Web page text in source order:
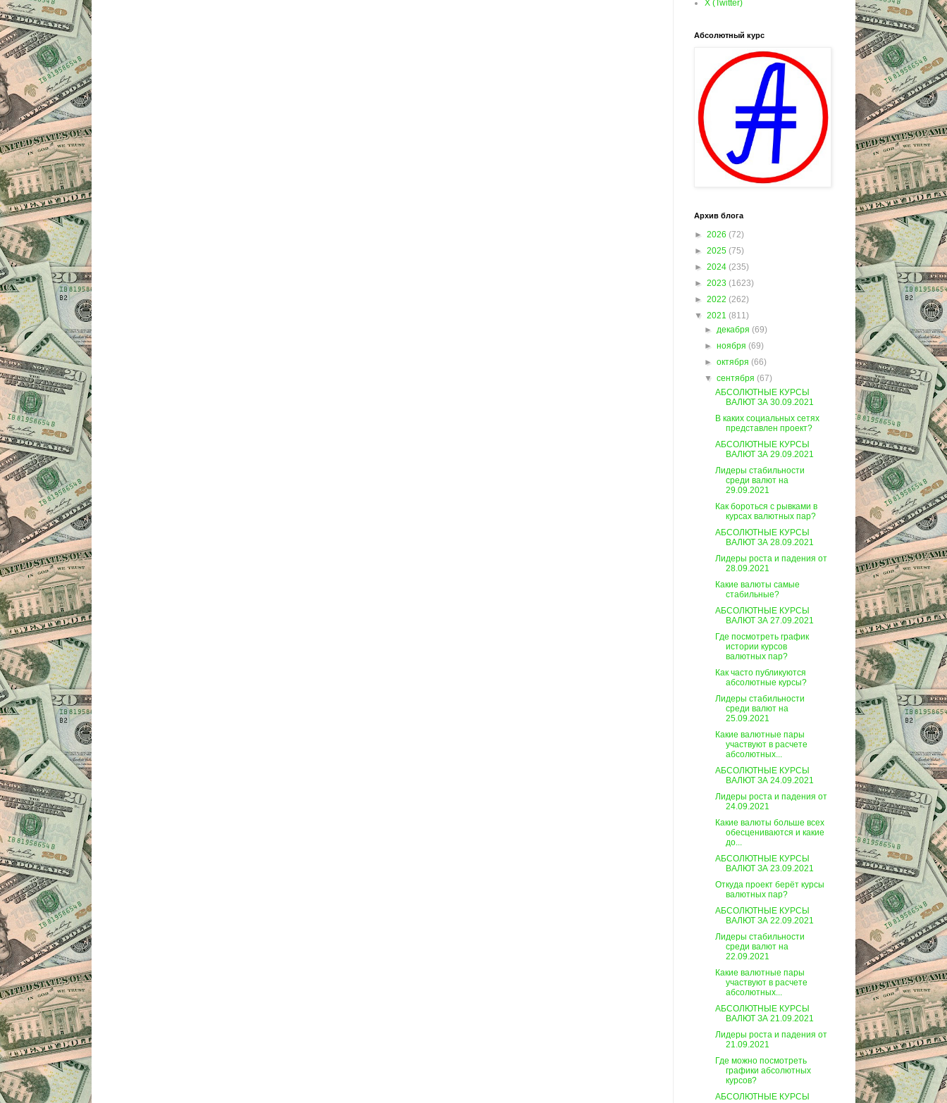
X (Twitter)
Абсолютный курс
Архив блога
► 2026 (72)
► 2025 (75)
► 2024 (235)
► 2023 (1623)
► 2022 (262)
▼ 2021 (811)
►декабря(69)
►ноября(69)
►октября(66)
▼сентября(67)
АБСОЛЮТНЫЕ КУРСЫ
ВАЛЮТ ЗА 30.09.2021
В каких социальных сетях
представлен проект?
АБСОЛЮТНЫЕ КУРСЫ
ВАЛЮТ ЗА 29.09.2021
Лидеры стабильности
среди валют на
29.09.2021
Как бороться с рывками в
курсах валютных пар?
АБСОЛЮТНЫЕ КУРСЫ
ВАЛЮТ ЗА 28.09.2021
Лидеры роста и падения от
28.09.2021
Какие валюты самые
стабильные?
АБСОЛЮТНЫЕ КУРСЫ
ВАЛЮТ ЗА 27.09.2021
Где посмотреть график
истории курсов
валютных пар?
Как часто публикуются
абсолютные курсы?
Лидеры стабильности
среди валют на
25.09.2021
Какие валютные пары
участвуют в расчете
абсолютных...
АБСОЛЮТНЫЕ КУРСЫ
ВАЛЮТ ЗА 24.09.2021
Лидеры роста и падения от
24.09.2021
Какие валюты больше всех
обесцениваются и какие
до...
АБСОЛЮТНЫЕ КУРСЫ
ВАЛЮТ ЗА 23.09.2021
Откуда проект берёт курсы
валютных пар?
АБСОЛЮТНЫЕ КУРСЫ
ВАЛЮТ ЗА 22.09.2021
Лидеры стабильности
среди валют на
22.09.2021
Какие валютные пары
участвуют в расчете
абсолютных...
АБСОЛЮТНЫЕ КУРСЫ
ВАЛЮТ ЗА 21.09.2021
Лидеры роста и падения от
21.09.2021
Где можно посмотреть
графики абсолютных
курсов?
АБСОЛЮТНЫЕ КУРСЫ